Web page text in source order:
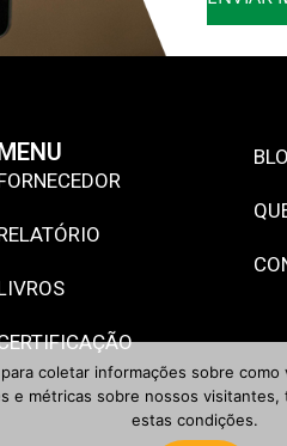
coletar informações sobre
e métricas sobre nossos
estas condições.